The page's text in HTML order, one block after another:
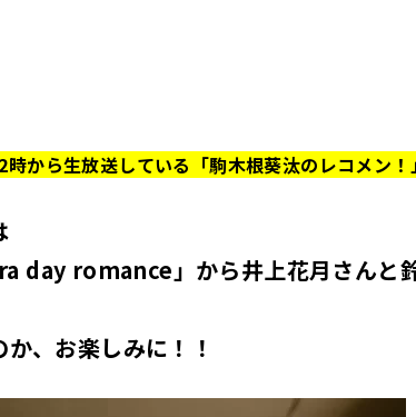
から生放送している「駒木根葵汰のレコメン！
day romance」から井上花月さんと
、 お楽しみに！！